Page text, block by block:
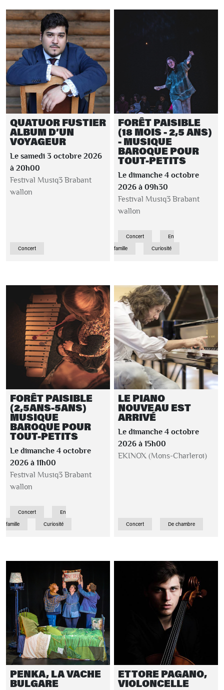
QUATUOR FUSTIER
ALBUM D’UN
VOYAGEUR
Le samedi 3 octobre 2026
à 20h00
Festival Musiq3 Brabant
wallon
Concert
FORÊT PAISIBLE
(18 MOIS - 2,5 ANS)
- MUSIQUE
BAROQUE POUR
TOUT-PETITS
Le dimanche 4 octobre
2026 à 09h30
Festival Musiq3 Brabant
wallon
Concert
En
famille
Curiosité
FORÊT PAISIBLE
(2,5ANS-5ANS)
MUSIQUE
BAROQUE POUR
TOUT-PETITS
Le dimanche 4 octobre
2026 à 11h00
Festival Musiq3 Brabant
wallon
Concert
En
famille
Curiosité
LE PIANO
NOUVEAU EST
ARRIVÉ
Le dimanche 4 octobre
2026 à 15h00
EKINOX (Mons-Charleroi)
Concert De chambre
PENKA, LA VACHE
BULGARE
ETTORE PAGANO,
VIOLONCELLE